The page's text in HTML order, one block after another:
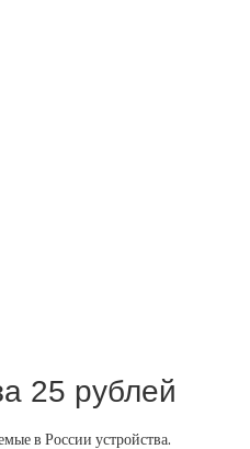
25 рублей
в России устройства.